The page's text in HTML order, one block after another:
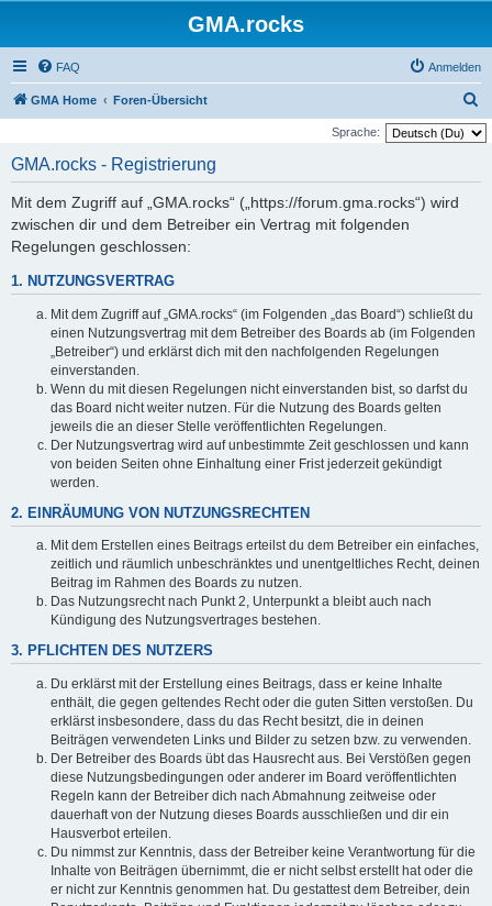
GMA.rocks
FAQ Anmelden
GMA Home Foren-Übersicht
u
Sprache:
GMA.rocks - Registrierung
Mit dem Zugriff auf „GMA.rocks“ („https://forum.gma.rocks“) wird
zwischen dir und dem Betreiber ein Vertrag mit folgenden
Regelungen geschlossen:
1. NUTZUNGSVERTRAG
Mit dem Zugriff auf „GMA.rocks“ (im Folgenden „das Board“) schließt du
einen Nutzungsvertrag mit dem Betreiber des Boards ab (im Folgenden
„Betreiber“) und erklärst dich mit den nachfolgenden Regelungen
einverstanden.
Wenn du mit diesen Regelungen nicht einverstanden bist, so darfst du
das Board nicht weiter nutzen. Für die Nutzung des Boards gelten
jeweils die an dieser Stelle veröffentlichten Regelungen.
Der Nutzungsvertrag wird auf unbestimmte Zeit geschlossen und kann
von beiden Seiten ohne Einhaltung einer Frist jederzeit gekündigt
werden.
2. EINRÄUMUNG VON NUTZUNGSRECHTEN
Mit dem Erstellen eines Beitrags erteilst du dem Betreiber ein einfaches,
zeitlich und räumlich unbeschränktes und unentgeltliches Recht, deinen
Beitrag im Rahmen des Boards zu nutzen.
Das Nutzungsrecht nach Punkt 2, Unterpunkt a bleibt auch nach
Kündigung des Nutzungsvertrages bestehen.
3. PFLICHTEN DES NUTZERS
Du erklärst mit der Erstellung eines Beitrags, dass er keine Inhalte
enthält, die gegen geltendes Recht oder die guten Sitten verstoßen. Du
erklärst insbesondere, dass du das Recht besitzt, die in deinen
Beiträgen verwendeten Links und Bilder zu setzen bzw. zu verwenden.
Der Betreiber des Boards übt das Hausrecht aus. Bei Verstößen gegen
diese Nutzungsbedingungen oder anderer im Board veröffentlichten
Regeln kann der Betreiber dich nach Abmahnung zeitweise oder
dauerhaft von der Nutzung dieses Boards ausschließen und dir ein
Hausverbot erteilen.
Du nimmst zur Kenntnis, dass der Betreiber keine Verantwortung für die
Inhalte von Beiträgen übernimmt, die er nicht selbst erstellt hat oder die
er nicht zur Kenntnis genommen hat. Du gestattest dem Betreiber, dein